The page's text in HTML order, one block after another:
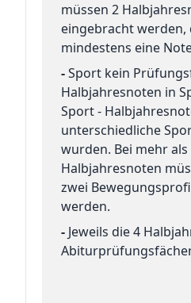
müssen 2
eingebracht
mindestens eine
-Sport kein
Halbjahresnoten in
Sport -
unterschiedliche
wurden. Bei mehr als
Halbjahresnoten
zwei
werden.
- Jeweils die 4